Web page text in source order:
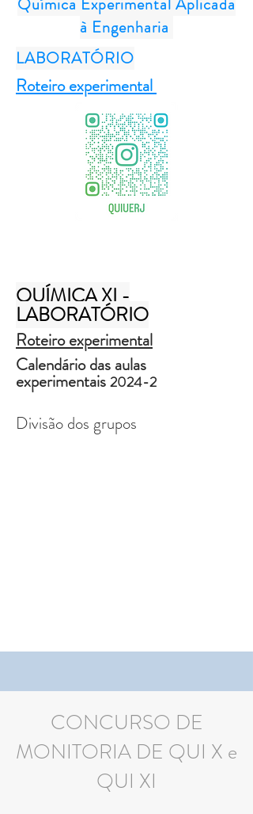
à Engenharia
LABORATÓRIO
Roteiro experimental
QUÍMICA XI -
LABORATÓRIO
Roteiro experimental
Calendário das aulas
experimentais2024-2
Divisão dos grupos
CONCURSO DE
MONITORIA DE QUI X e
QUI XI